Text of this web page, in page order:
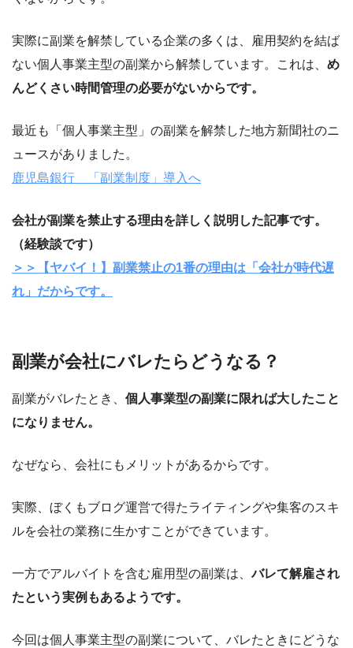
実際に副業を解禁している企業の多くは、雇用契約を結ば
ない個人事業主型の副業から解禁しています。これは、 め
んどくさい時間管理の必要がないからです。
最近も「個人事業主型」の副業を解禁した地方新聞社のニ
ュースがありました。
鹿児島銀行 「副業制度」導入へ
会社が副業を禁止する理由を詳しく説明した記事です。
（経験談です）
＞＞【ヤバイ！】副業禁止の1番の理由は「会社が時代遅
れ」だからです。
副業が会社にバレたらどうなる？
副業がバレたとき、 個人事業型の副業に限れば大したこと
になりません。
なぜなら、会社にもメリットがあるからです。
実際、ぼくもブログ運営で得たライティングや集客のスキ
ルを会社の業務に生かすことができています。
一方でアルバイトを含む雇用型の副業は、バレて解雇され
たという実例もあるようです。
今回は個人事業主型の副業について、バレたときにどうな